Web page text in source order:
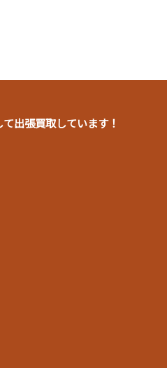
出張買取しています！